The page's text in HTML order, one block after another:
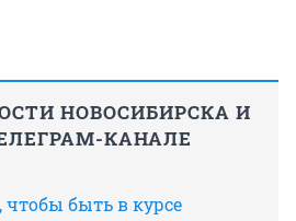
НОВОСИБИРСКА И
КАНАЛЕ
быть в курсе